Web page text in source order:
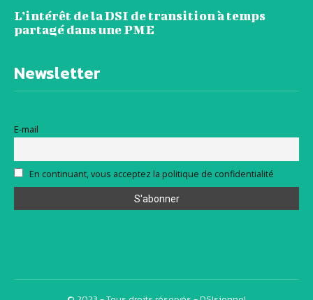
L’intérêt de la DSI de transition à temps
partagé dans une PME
Newsletter
E-mail
En continuant, vous acceptez la politique de confidentialité